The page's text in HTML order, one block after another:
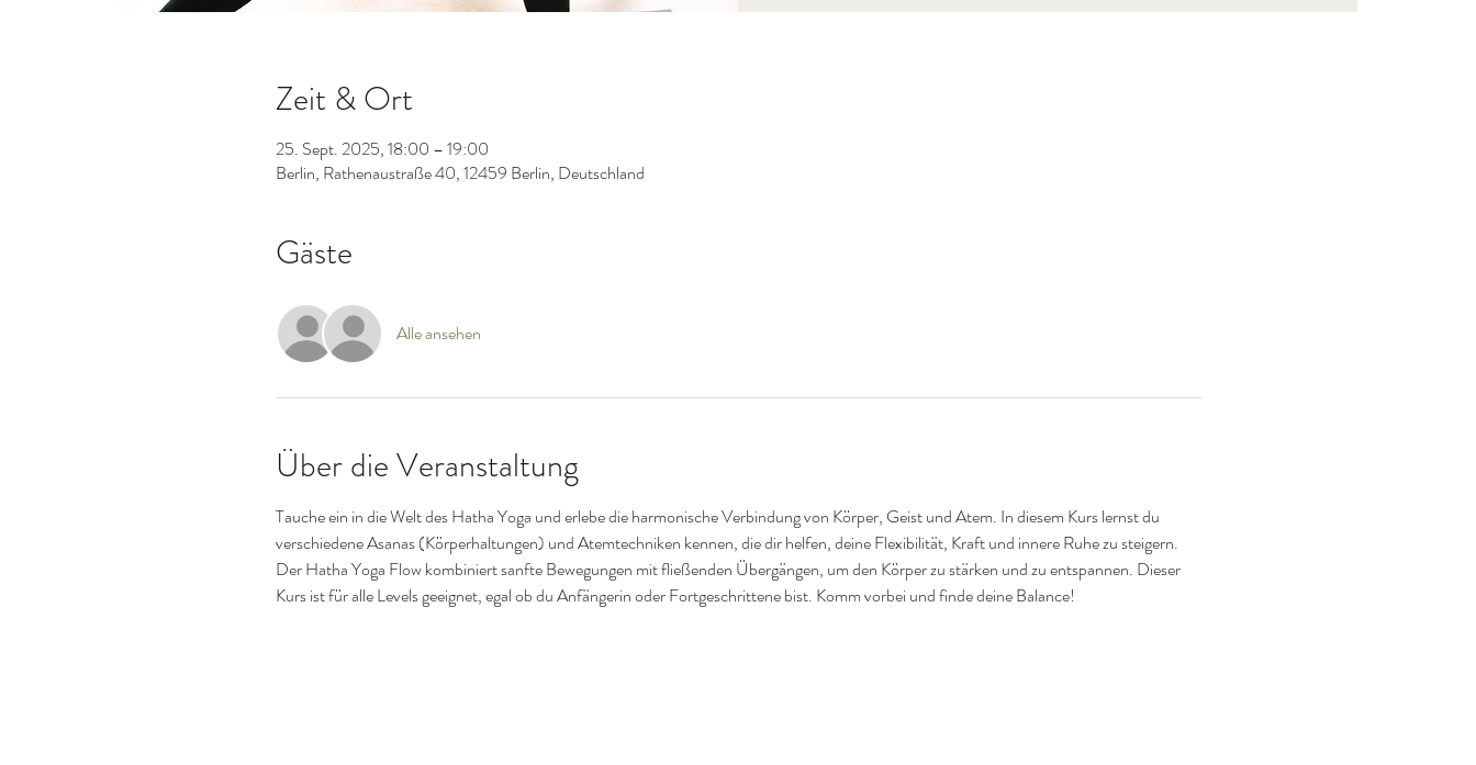
Zeit & Ort
25. Sept. 2025, 18:00 – 19:00
Berlin, Rathenaustraße 40, 12459 Berlin, Deutschland
Gäste
Alle ansehen
Über die Veranstaltung
Tauche ein in die Welt des Hatha Yoga und erlebe die harmonische Verbindung von Körper, Geist und Atem. In diesem Kurs lernst du
verschiedene Asanas (Körperhaltungen) und Atemtechniken kennen, die dir helfen, deine Flexibilität, Kraft und innere Ruhe zu steigern.
Der Hatha Yoga Flow kombiniert sanfte Bewegungen mit fließenden Übergängen, um den Körper zu stärken und zu entspannen. Dieser
Kurs ist für alle Levels geeignet, egal ob du Anfängerin oder Fortgeschrittene bist. Komm vorbei und finde deine Balance!